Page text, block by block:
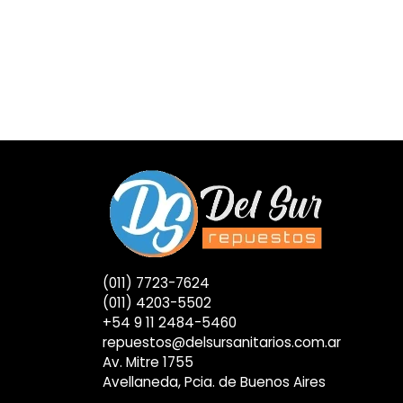
(011) 7723-7624
(011) 4203-5502
+54 9 11 2484-5460
repuestos@delsursanitarios.com.ar
Av. Mitre 1755
Avellaneda, Pcia. de Buenos Aires